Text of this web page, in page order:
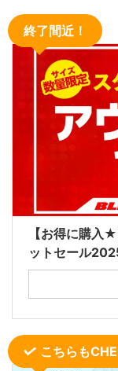
終了間近！
【お得に購入
ットセール
こちらも